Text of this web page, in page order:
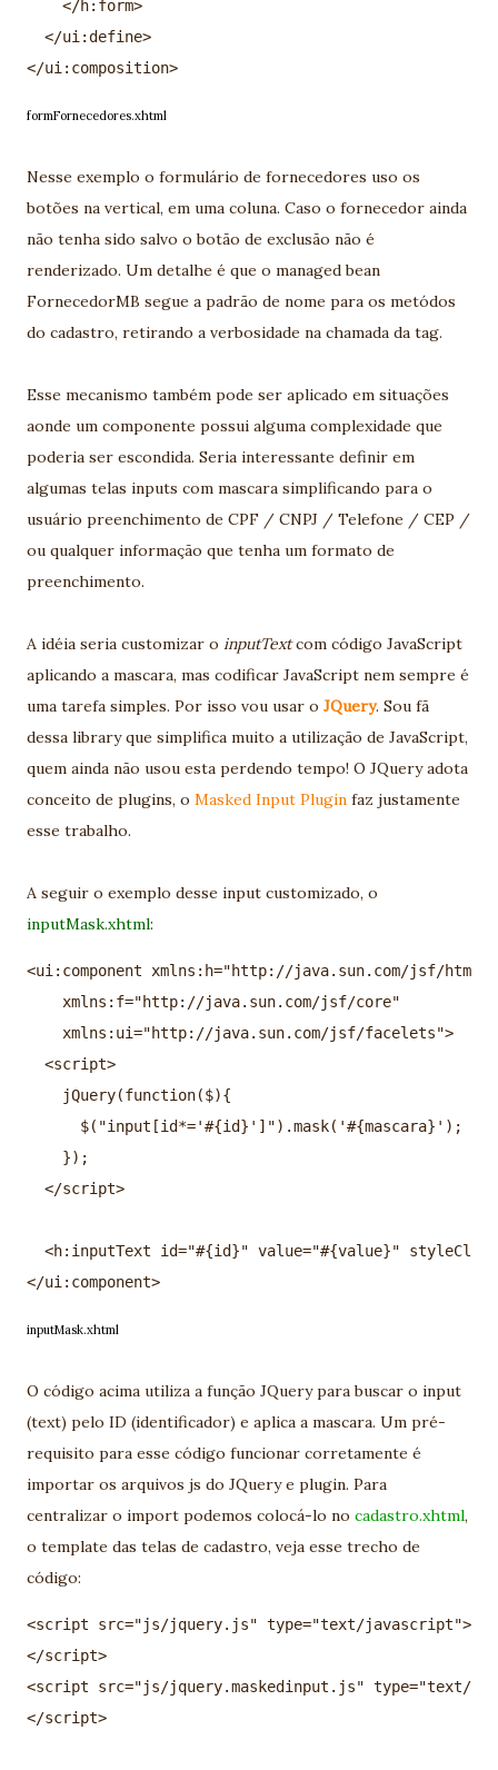
</h:form>
</ui:define>
formFornecedores.xhtml
Nesse exemplo o formulário de fornecedores uso os
botões na vertical, em uma coluna. Caso o fornecedor ainda
não tenha sido salvo o botão de exclusão não é
renderizado. Um detalhe é que o managed bean
FornecedorMB segue a padrão de nome para os metódos
do cadastro, retirando a verbosidade na chamada da tag.
Esse mecanismo também pode ser aplicado em situações
aonde um componente possui alguma complexidade que
poderia ser escondida. Seria interessante definir em
algumas telas inputs com mascara simplificando para o
usuário preenchimento de CPF / CNPJ / Telefone / CEP /
ou qualquer informação que tenha um formato de
preenchimento.
A idéia seria customizar o inputTextcom código JavaScript
aplicando a mascara, mas codificar JavaScript nem sempre é
uma tarefa simples. Por isso vou usar o JQuery. Sou fã
dessa library que simplifica muito a utilização de JavaScript,
quem ainda não usou esta perdendo tempo! O JQuery adota
conceito de plugins, o Masked Input Plugin faz justamente
esse trabalho.
A seguir o exemplo desse input customizado, o
inputMask.xhtml:
<ui:component xmlns:h="http://java.sun.com/jsf/html"
xmlns:f="http://java.sun.com/jsf/core"
xmlns:ui="http://java.sun.com/jsf/facelets">
<script>
jQuery(function($){
$("input[id*='#{id}']").mask('#{mascara}');
});
</script>
<h:inputText id="#{id}" value="#{value}"
inputMask.xhtml
O código acima utiliza a função JQuery para buscar o input
(text) pelo ID (identificador) e aplica a mascara. Um pré-
requisito para esse código funcionar corretamente é
importar os arquivos js do JQuery e plugin. Para
centralizar o import podemos colocá-lo no cadastro.xhtml,
o template das telas de cadastro, veja esse trecho de
código:
<script src="js/jquery.js" type="text/javascript">
</script>
<script src="js/jquery.maskedinput.js" type="text/